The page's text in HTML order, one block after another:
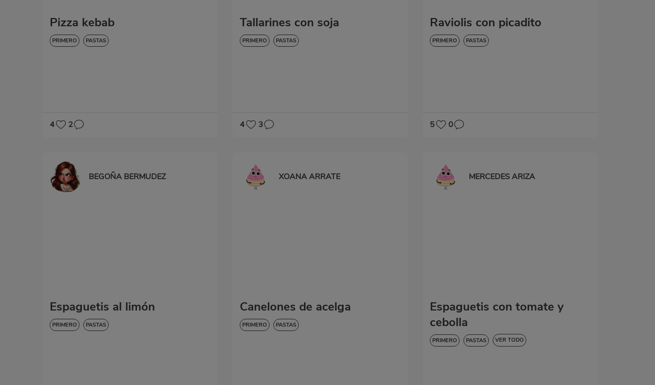
Pizza kebab
PRIMERO PASTAS
4 2
Tallarines con soja
PRIMERO PASTAS
4 3
Raviolis con picadito
PRIMERO PASTAS
5 0
BEGOÑA BERMUDEZ
Espaguetis al limón
PRIMERO PASTAS
XOANA ARRATE
Canelones de acelga
PRIMERO PASTAS
MERCEDES ARIZA
Espaguetis con tomate y
cebolla
PRIMERO PASTAS VER TODO